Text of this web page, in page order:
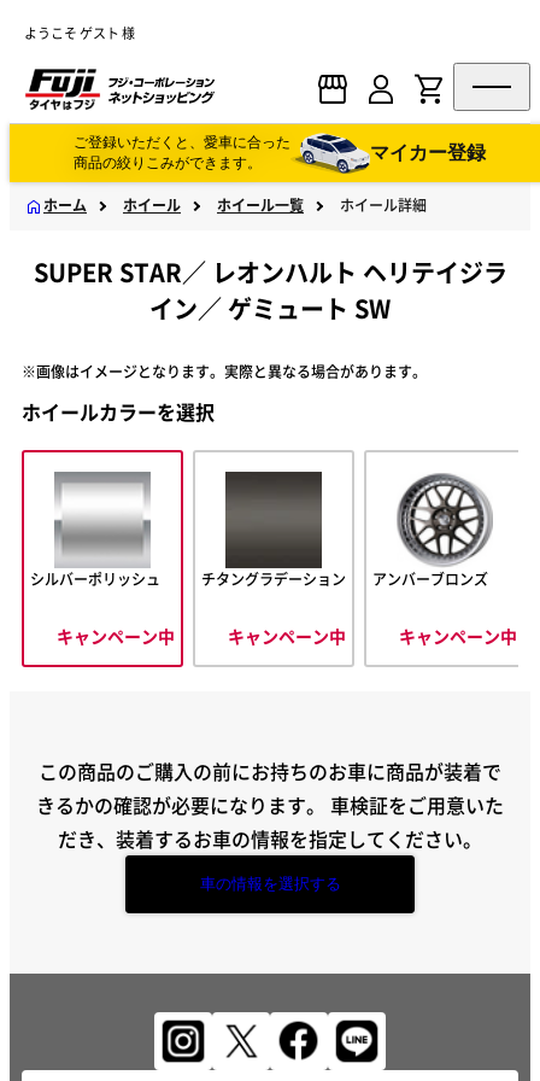
ようこそ ゲスト 様
ご登録いただくと、愛車に合った
商品の絞りこみができます。
マイカー登録
ホーム ホイール ホイール一覧 ホイール詳細
SUPER STAR／ レオンハルト ヘリテイジラ
イン／ゲミュート SW
※画像はイメージとなります。実際と異なる場合があります。
ホイールカラーを選択
シルバーポリッシュ
キャンペーン中
チタングラデーション
キャンペーン中
アンバーブロンズ
キャンペーン中
この商品のご購入の前にお持ちのお車に商品が装着で
きるかの確認が必要になります。 車検証をご用意いた
だき、装着するお車の情報を指定してください。
車の情報を選択する